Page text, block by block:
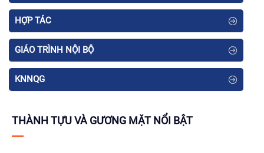
HỢP TÁC
GIÁO TRÌNH NỘI BỘ
KNNQG
THÀNH TỰU VÀ GƯƠNG MẶT NỔI BẬT